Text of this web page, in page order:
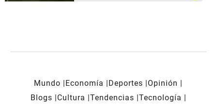
Mundo Economía Deportes
Opinión
Blogs
Cultura Tendencias Tecnología